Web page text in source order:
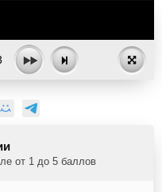
от 1 до 5 баллов